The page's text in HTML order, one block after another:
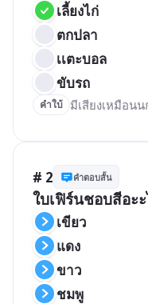
เลี้ยงไก่
ตกปลา
เเตะบอล
ขับรถ
คำใบ้ มีเสียงเหมือน
# 2 คำตอบสั้น
ใบเฟิร์นชอบสีอะ
เขียว
แดง
ขาว
ชมพู